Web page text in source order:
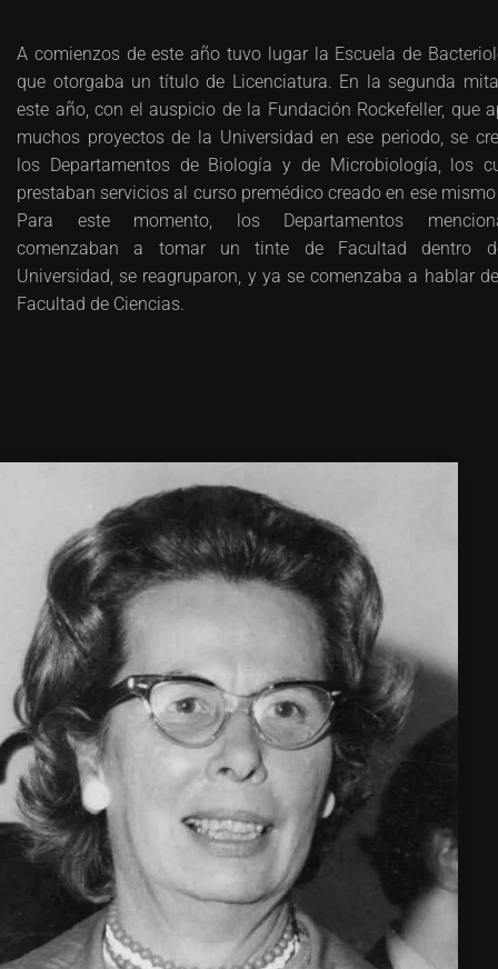
A comienzos de este año tuvo lugar la Escuela de
que otorgaba un título de Licenciatura. En la segunda
este año, con el auspicio de la Fundación Rockefeller, que
muchos proyectos de la Universidad en ese periodo, se
los Departamentos de Biología y de Microbiología, los
prestaban servicios al curso premédico creado en ese
Para este momento, los Departamentos
comenzaban a tomar un tinte de Facultad dentro
Universidad, se reagruparon, y ya se comenzaba a hablar
Facultad de Ciencias.